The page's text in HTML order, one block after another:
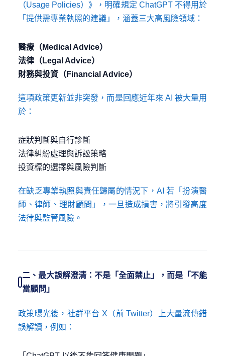
（Usage Policies）》，明確規定 ChatGPT 不得用於
「提供需專業執照的建議」，涵蓋三大高風險領域：
醫療（Medical Advice）
法律（Legal Advice）
財務與投資（Financial Advice）
這項政策更新並非突發，而是回應近年來 AI 被大量用
於：
症狀判斷與自行診斷
法律糾紛處理與訴訟策略
投資標的選擇與風險判斷
在缺乏專業執照與責任歸屬的情況下，AI 若「扮演醫
師、律師、理財顧問」，一旦造成損害，將引發高度
法律與監管風險。
二、最大誤解澄清：不是「全面禁止」，而是「不能
當顧問」
政策曝光後，社群平台 X（前 Twitter）上大量流傳錯
誤解讀，例如：